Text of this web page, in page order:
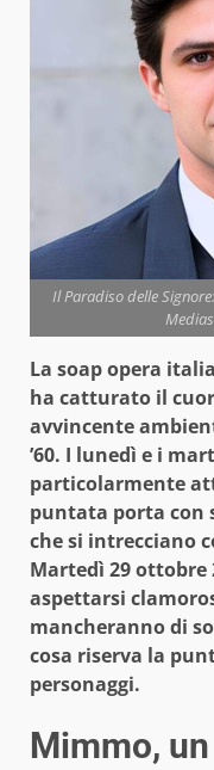
Il Paradiso delle
La soap opera
ha catturato il
avvincente
’60. I lunedì e i
particolarmente
puntata porta con
che si intrecciano
Martedì 29 ottobre
aspettarsi
mancheranno di
cosa riserva la
personaggi.
Mimmo,